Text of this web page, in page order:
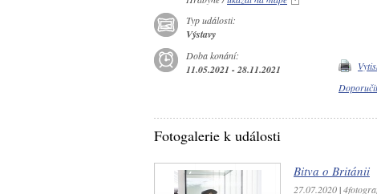
Typ události:
Výstavy
Doba konání:
11.05.2021 - 28.11.2021
Fotogalerie k události
Bitva o Británii
27.07.2020|